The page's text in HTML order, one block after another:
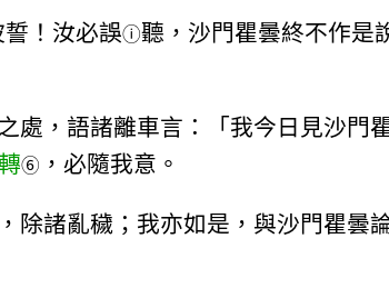
！汝必誤ⓘ聽，沙門瞿曇終不作是
處，語諸離車言：「我今日見沙門
⑥ ，必隨我意。
除諸亂穢；我亦如是，與沙門瞿